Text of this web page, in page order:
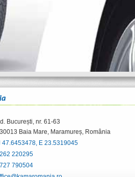
București, nr. 61-63
Baia Mare, Maramureș, România
47.6453478, E 23.5319045
220295
790504